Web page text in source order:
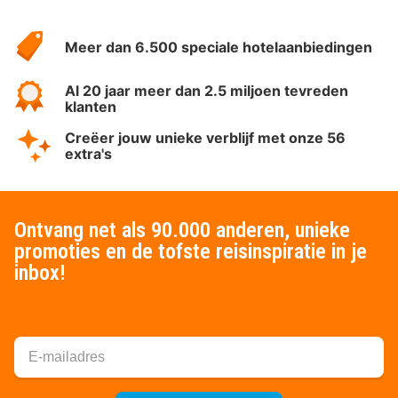
HotelSpecials
Meer dan 6.500 speciale hotelaanbiedingen
Al 20 jaar meer dan 2.5 miljoen tevreden
klanten
Creëer jouw unieke verblijf met onze 56
extra's
Ontvang net als 90.000 anderen, unieke
promoties en de tofste reisinspiratie in je
inbox!